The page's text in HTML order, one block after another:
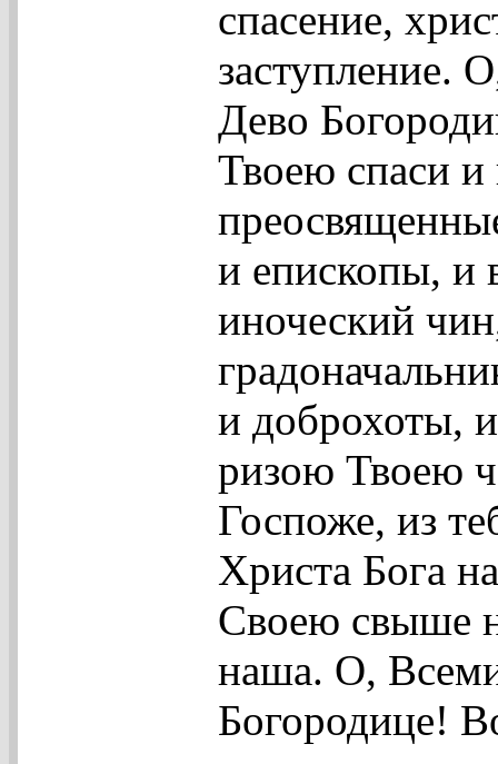
спасение,
заступление.
Дево
Твоею спаси
и епископы, и
иноческий
и доброхоты,
ризою Твоею
Госпоже, из
Христа Бога
Своею свыше
наша. О,
Богородице!